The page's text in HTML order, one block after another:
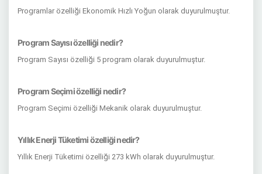
Programlar özelliği Ekonomik Hızlı Yoğun olarak duyurulmuştur.
Program Sayısı özelliği nedir?
Program Sayısı özelliği 5 program olarak duyurulmuştur.
Program Seçimi özelliği nedir?
Program Seçimi özelliği Mekanik olarak duyurulmuştur.
Yıllık Enerji Tüketimi özelliği nedir?
Yıllık Enerji Tüketimi özelliği 273 kWh olarak duyurulmuştur.